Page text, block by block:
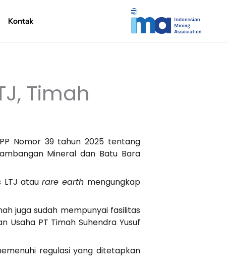
Kontak
Timah
Nomor 39 tahun 2025 tentang
Mineral dan Batu Bara
LTJ atau rare earth mengungkap
juga sudah mempunyai fasilitas
Usaha PT Timah Suhendra Yusuf
regulasi yang ditetapkan